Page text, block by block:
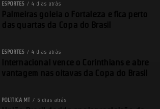
ESPORTES 4 dias atrás
Palmeiras goleia o Fortaleza e fica perto
das quartas da Copa do Brasil
ESPORTES 4 dias atrás
Internacional vence o Corinthians e abre
POLÍTICA MT 6 dias atrás